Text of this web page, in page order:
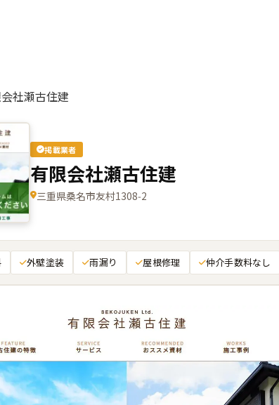
社瀬古住建
掲載業者
有限会社瀬古住建
三重県桑名市友村1308‑2
外壁塗装 雨漏り 屋根修理 仲介手数料なし